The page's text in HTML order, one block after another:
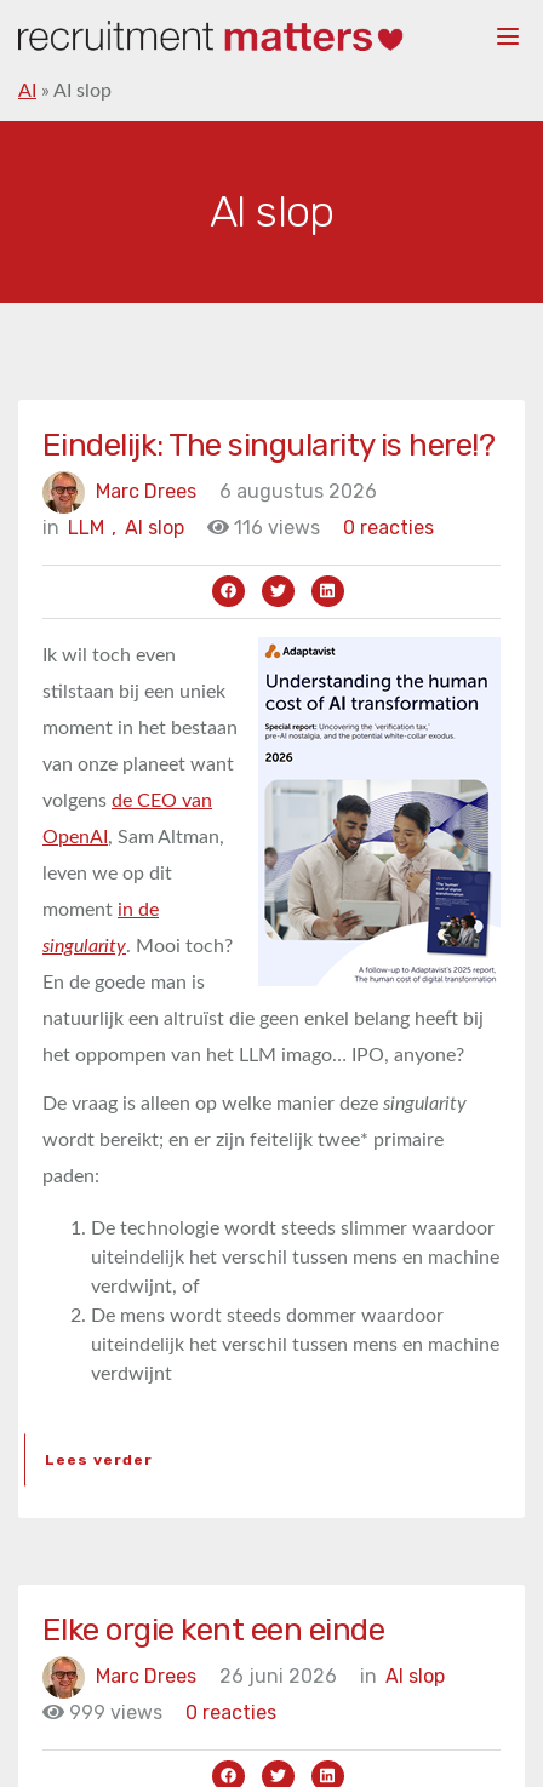
AI » AI slop
AI slop
Eindelijk: The singularity is here!?
Marc Drees
6 augustus 2026
in
AI slop
LLM , 116 views 0 reacties
Ik wil toch even
stilstaan bij een uniek
moment in het bestaan
van onze planeet want
volgens de CEO van
OpenAI , Sam Altman,
leven we op dit
moment in de
singularity. Mooi toch?
En de goede man is
natuurlijk een altruïst die geen enkel belang heeft bij
het oppompen van het LLM imago… IPO, anyone?
De vraag is alleen op welke manier deze singularity
wordt bereikt; en er zijn feitelijk twee* primaire
paden:
De technologie wordt steeds slimmer waardoor
uiteindelijk het verschil tussen mens en machine
verdwijnt, of
De mens wordt steeds dommer waardoor
uiteindelijk het verschil tussen mens en machine
verdwijnt
Lees verder
Elke orgie kent een einde
Marc Drees 26 juni 2026 in AI slop
999 views
0 reacties